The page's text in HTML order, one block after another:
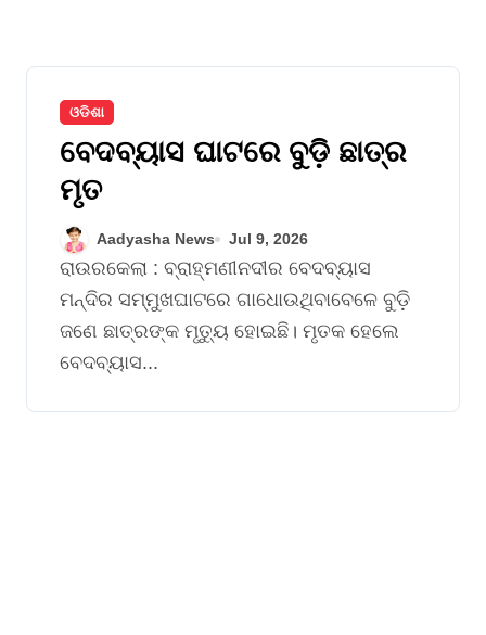
ଓଡିଶା
ବେଦବ୍ୟାସ ଘାଟରେ ବୁଡ଼ି ଛାତ୍ର
ମୃତ
Aadyasha News Jul 9, 2026
ରାଉରକେଲା : ବ୍ରାହ୍ମଣୀନଦୀର ବେଦବ୍ୟାସ
ମନ୍ଦିର ସମ୍ମୁଖଘାଟରେ ଗାଧୋଉଥିବାବେଳେ ବୁଡ଼ି
ଜଣେ ଛାତ୍ରଙ୍କ ମୃତ୍ୟୁ ହୋଇଛି। ମୃତକ ହେଲେ
ବେଦବ୍ୟାସ...